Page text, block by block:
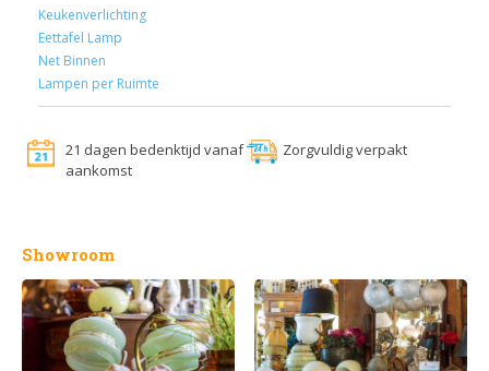
Keukenverlichting
Eettafel Lamp
Net Binnen
Lampen per Ruimte
21 dagen bedenktijd vanaf
aankomst
Zorgvuldig verpakt
Showroom